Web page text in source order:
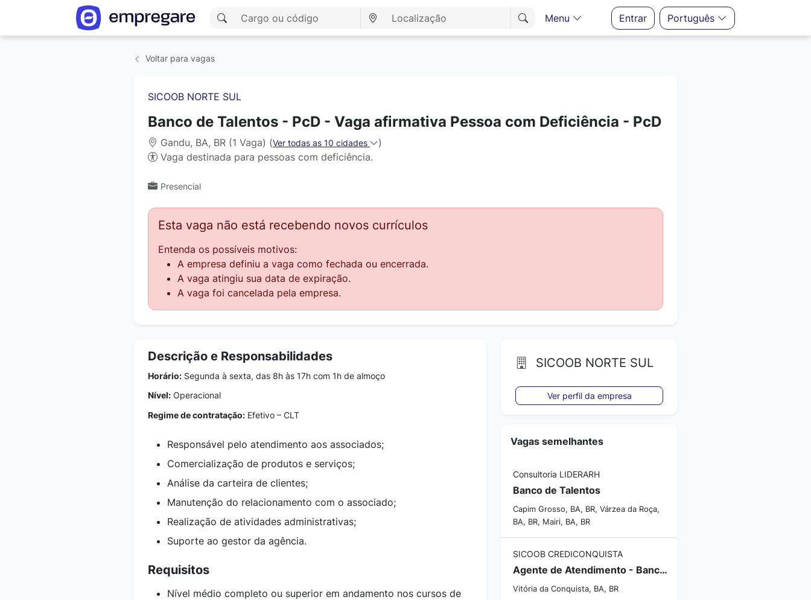
Menu Entrar Português
Voltar para vagas
SICOOB NORTE SUL
Banco de Talentos - PcD - Vaga afirmativa Pessoa com Deficiência - PcD
Gandu, BA, BR (1 Vaga) (Ver todas as 10 cidades
)
Vaga destinada para pessoas com deficiência.
Presencial
Esta vaga não está recebendo novos currículos
Entenda os possíveis motivos:
A empresa definiu a vaga como fechada ou encerrada.
A vaga atingiu sua data de expiração.
A vaga foi cancelada pela empresa.
Descrição e Responsabilidades
Horário: Segunda à sexta, das 8h às 17h com 1h de almoço
Nível: Operacional
Regime de contratação: Efetivo – CLT
Responsável pelo atendimento aos associados;
Comercialização de produtos e serviços;
Análise da carteira de clientes;
Manutenção do relacionamento com o associado;
Realização de atividades administrativas;
Suporte ao gestor da agência.
Requisitos
Nível médio completo ou superior em andamento nos cursos de
SICOOB NORTE SUL
Ver perfil da empresa
Vagas semelhantes
Consultoria LIDERARH
Banco de Talentos
Capim Grosso, BA, BR, Várzea da Roça,
BA, BR, Mairi, BA, BR
SICOOB CREDICONQUISTA
Agente de Atendimento - Banco de Talentos
Vitória da Conquista, BA, BR